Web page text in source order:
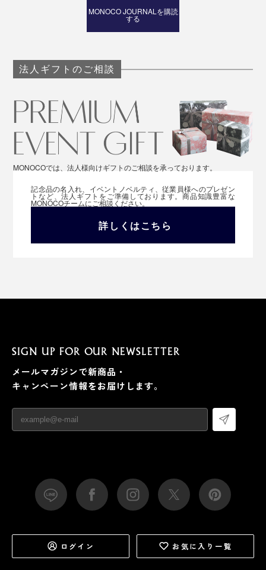
MONOCO JOURNALを購読
する
法人ギフトのご相談
MONOCOでは、法人様向けギフトのご相談を承っております。
記念品の名入れ、イベントノベルティ、従業員様へのプレゼン
トなど、法人ギフトをご準備しております。商品知識豊富な
MONOCOチームにご相談ください。
詳しくはこちら
SIGN UP FOR OUR NEWSLETTER
メールマガジンで新商品・
キャンペーン情報をお届けします。
ログイン お気に入り一覧